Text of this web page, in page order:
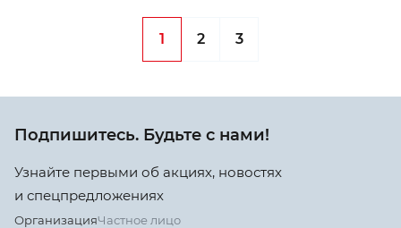
1 2 3
Подпишитесь. Будьте с нами!
Узнайте первыми об акциях, новостях
и спецпредложениях
ОрганизацияЧастное лицо